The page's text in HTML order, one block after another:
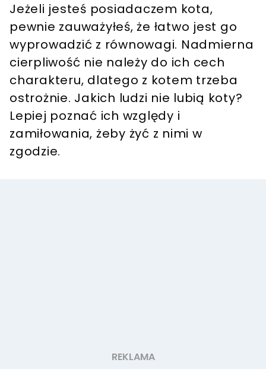
Jeżeli jesteś posiadaczem kota,
pewnie zauważyłeś, że łatwo jest go
wyprowadzić z równowagi. Nadmierna
cierpliwość nie należy do ich cech
charakteru, dlatego z kotem trzeba
ostrożnie. Jakich ludzi nie lubią koty?
Lepiej poznać ich względy i
zamiłowania, żeby żyć z nimi w
zgodzie.